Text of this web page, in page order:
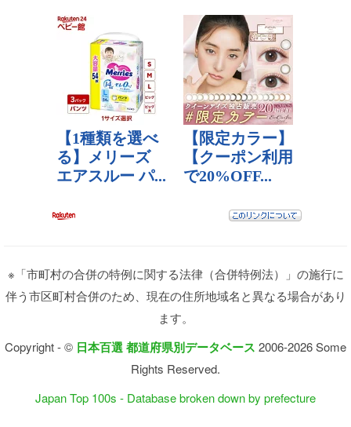
※「市町村の合併の特例に関する法律（合併特例法）」の施行に
伴う市区町村合併のため、現在の住所地域名と異なる場合があり
ます。
Copyright - © 日本百選 都道府県別データベース 2006-2026 Some
Rights Reserved.
Japan Top 100s - Database broken down by prefecture